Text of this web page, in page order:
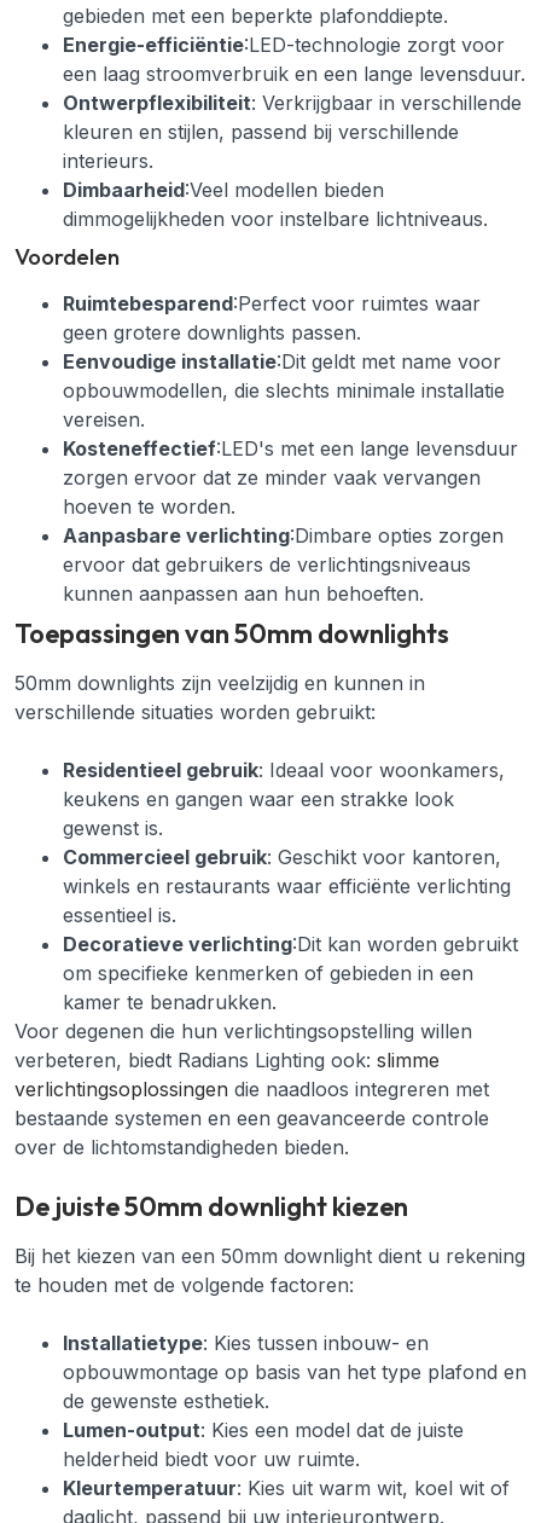
gebieden met een beperkte plafonddiepte.
Energie-efficiëntie:LED-technologie zorgt voor
een laag stroomverbruik en een lange levensduur.
Ontwerpflexibiliteit: Verkrijgbaar in verschillende
kleuren en stijlen, passend bij verschillende
interieurs.
Dimbaarheid:Veel modellen bieden
dimmogelijkheden voor instelbare lichtniveaus.
Voordelen
Ruimtebesparend:Perfect voor ruimtes waar
geen grotere downlights passen.
Eenvoudige installatie:Dit geldt met name voor
opbouwmodellen, die slechts minimale installatie
vereisen.
Kosteneffectief:LED's met een lange levensduur
zorgen ervoor dat ze minder vaak vervangen
hoeven te worden.
Aanpasbare verlichting:Dimbare opties zorgen
ervoor dat gebruikers de verlichtingsniveaus
kunnen aanpassen aan hun behoeften.
Toepassingen van 50mm downlights
50mm downlights zijn veelzijdig en kunnen in
verschillende situaties worden gebruikt:
Residentieel gebruik: Ideaal voor woonkamers,
keukens en gangen waar een strakke look
gewenst is.
Commercieel gebruik: Geschikt voor kantoren,
winkels en restaurants waar efficiënte verlichting
essentieel is.
Decoratieve verlichting:Dit kan worden gebruikt
om specifieke kenmerken of gebieden in een
kamer te benadrukken.
Voor degenen die hun verlichtingsopstelling willen
verbeteren, biedt Radians Lighting ook: slimme
verlichtingsoplossingen die naadloos integreren met
bestaande systemen en een geavanceerde controle
over de lichtomstandigheden bieden.
De juiste 50mm downlight kiezen
Bij het kiezen van een 50mm downlight dient u rekening
te houden met de volgende factoren:
Installatietype: Kies tussen inbouw- en
opbouwmontage op basis van het type plafond en
de gewenste esthetiek.
Lumen-output: Kies een model dat de juiste
helderheid biedt voor uw ruimte.
Kleurtemperatuur: Kies uit warm wit, koel wit of
daglicht, passend bij uw interieurontwerp.